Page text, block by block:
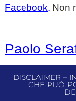
Facebook. Non
Paolo
DISCLAIMER –
CHE PUÒ